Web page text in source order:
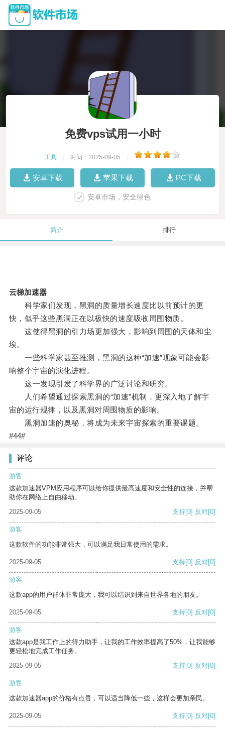
免费vps试用一小时
工具 时间：2025-09-05
安卓下载 苹果下载 PC下载
安卓市场，安全绿色
简介 排行
云梯加速器
科学家们发现，黑洞的质量增长速度比以前预计的更
快，似乎这些黑洞正在以极快的速度吸收周围物质。
这使得黑洞的引力场更加强大，影响到周围的天体和尘
埃。
一些科学家甚至推测，黑洞的这种“加速”现象可能会影
响整个宇宙的演化进程。
这一发现引发了科学界的广泛讨论和研究。
人们希望通过探索黑洞的“加速”机制，更深入地了解宇
宙的运行规律，以及黑洞对周围物质的影响。
黑洞加速的奥秘，将成为未来宇宙探索的重要课题。
#44#
评论
游客
这款加速器VPM应用程序可以给你提供最高速度和安全性的连接，并帮
助你在网络上自由移动。
2025-09-05
支持[0] 反对[0]
游客
这款软件的功能非常强大，可以满足我日常使用的需求。
2025-09-05 支持[0] 反对[0]
游客
这款app的用户群体非常庞大，我可以结识到来自世界各地的朋友。
2025-09-05 支持[0] 反对[0]
游客
这款app是我工作上的得力助手，让我的工作效率提高了50%，让我能够
更轻松地完成工作任务。
2025-09-05
支持[0] 反对[0]
游客
这款加速器app的价格有点贵，可以适当降低一些，这样会更加亲民。
2025-09-05 支持[0] 反对[0]